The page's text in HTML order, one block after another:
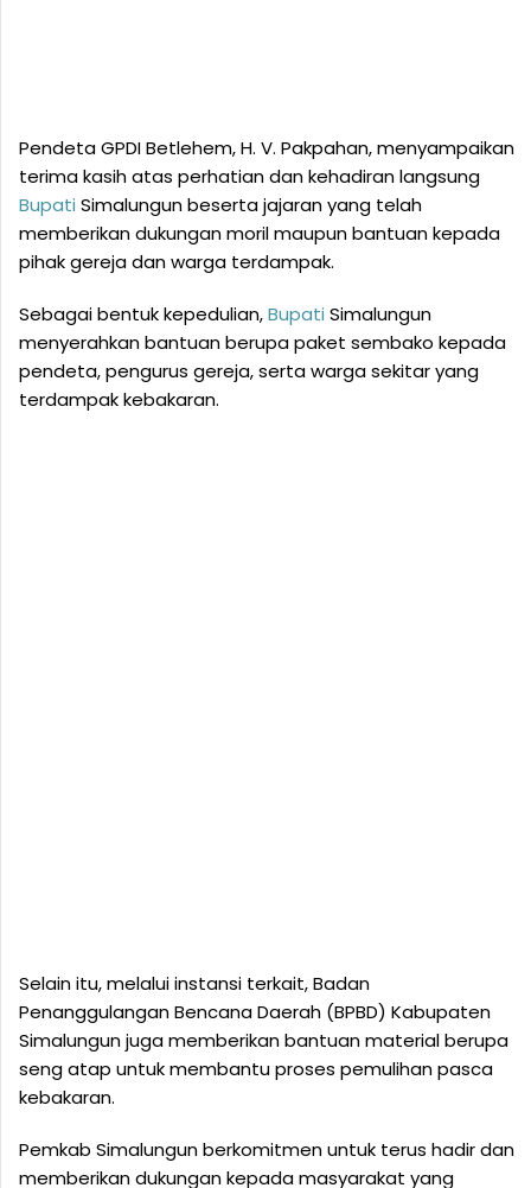
Pendeta GPDI Betlehem, H. V. Pakpahan, menyampaikan
terima kasih atas perhatian dan kehadiran langsung
Bupati Simalungun beserta jajaran yang telah
memberikan dukungan moril maupun bantuan kepada
pihak gereja dan warga terdampak.
Sebagai bentuk kepedulian,Bupati Simalungun
menyerahkan bantuan berupa paket sembako kepada
pendeta, pengurus gereja, serta warga sekitar yang
terdampak kebakaran.
Selain itu, melalui instansi terkait, Badan
Penanggulangan Bencana Daerah (BPBD) Kabupaten
Simalungun juga memberikan bantuan material berupa
seng atap untuk membantu proses pemulihan pasca
kebakaran.
Pemkab Simalungun berkomitmen untuk terus hadir dan
memberikan dukungan kepada masyarakat yang